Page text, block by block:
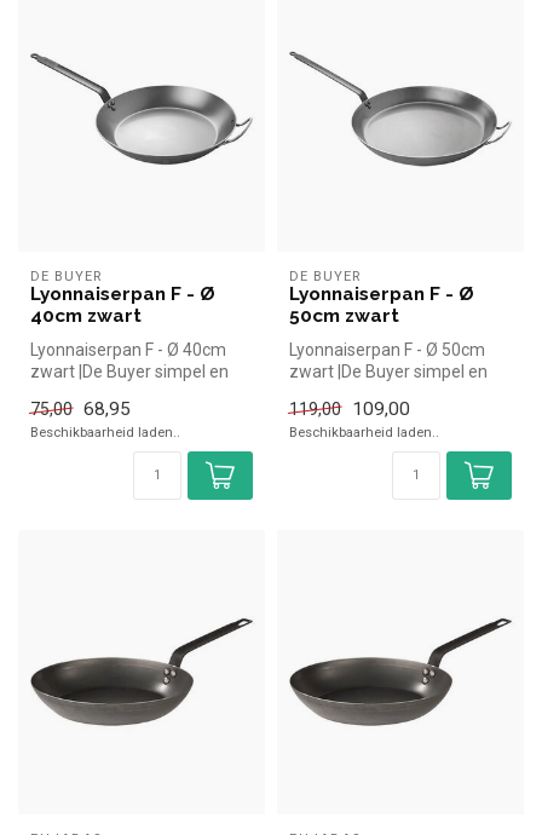
DE BUYER
Lyonnaiserpan F - Ø
40cm zwart
Lyonnaiserpan F - Ø 40cm
zwart |De Buyer simpel en
horeca....
75,00 68,95
Beschikbaarheid laden..
DE BUYER
Lyonnaiserpan F - Ø
50cm zwart
Lyonnaiserpan F - Ø 50cm
zwart |De Buyer simpel en
horeca....
119,00 109,00
Beschikbaarheid laden..